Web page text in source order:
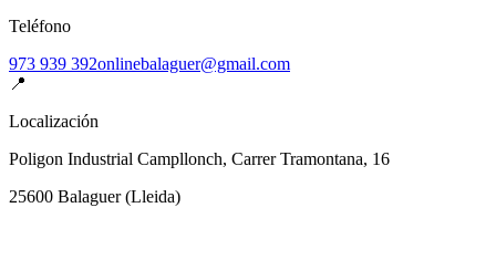
Teléfono
973 939 392onlinebalaguer@gmail.com
📍
Localización
Poligon Industrial Campllonch, Carrer Tramontana, 16
25600 Balaguer(Lleida)